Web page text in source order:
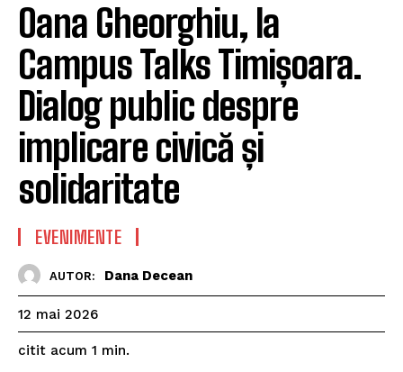
Oana Gheorghiu, la
Campus Talks Timișoara.
Dialog public despre
implicare civică și
solidaritate
EVENIMENTE
AUTOR: Dana Decean
12 mai 2026
citit acum 1 min.